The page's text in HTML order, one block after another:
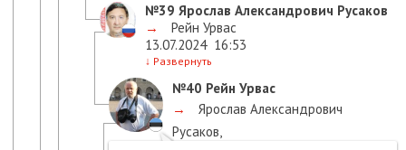
№39 Ярослав Александрович Русаков
→
Рейн Урвас
13.07.2024 16:53
↓ Развернуть
№40 Рейн Урвас
→
Ярослав Александрович
Русаков